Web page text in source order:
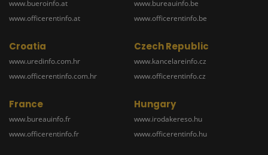
www.bueroinfo.at
www.officerentinfo.at
www.bureauinfo.be
www.officerentinfo.be
Croatia
www.uredinfo.com.hr
www.officerentinfo.com.hr
Czech Republic
www.kancelareinfo.cz
www.officerentinfo.cz
France
www.bureauinfo.fr
www.officerentinfo.fr
Hungary
www.irodakereso.hu
www.officerentinfo.hu